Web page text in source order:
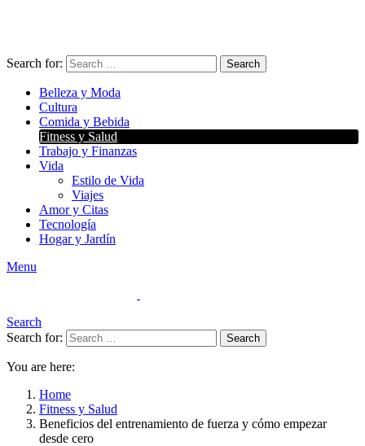
Search for: Search
Belleza y Moda
Cultura
Comida y Bebida
Fitness y Salud
Trabajo y Finanzas
Vida
Estilo de Vida
Viajes
Amor y Citas
Tecnología
Hogar y Jardín
Menu
Search
Search for:
Search
You are here:
Home
Fitness y Salud
Beneficios del entrenamiento de fuerza y cómo empezar
desde cero